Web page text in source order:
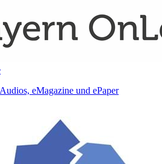
eMagazine und ePaper